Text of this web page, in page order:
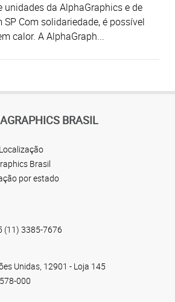
unidades da AlphaGraphics e de
SP Com solidariedade, é possível
calor. A AlphaGraph...
BRASIL
Brasil
por estado
(11) 3385-7676
Unidas, 12901 - Loja 145
000